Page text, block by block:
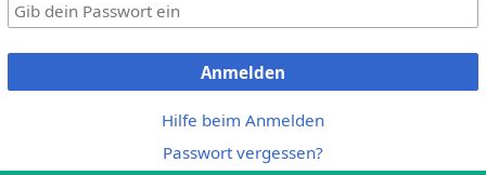
Anmelden
Hilfe beim Anmelden
Passwort vergessen?